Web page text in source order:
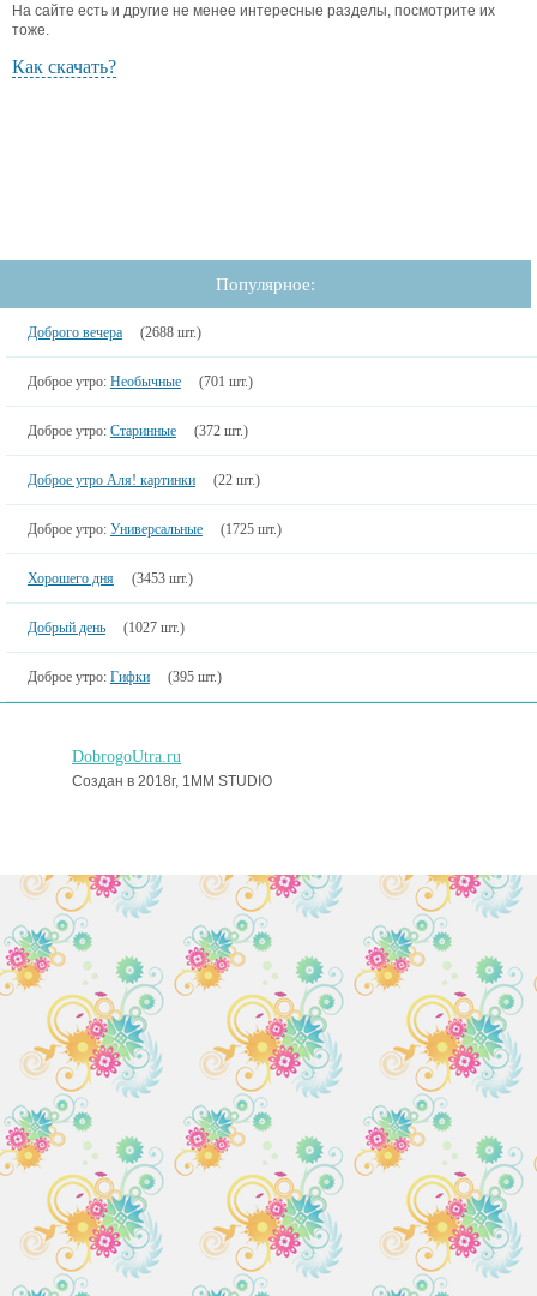
На сайте есть и другие не менее интересные разделы, посмотрите их
тоже.
Как скачать?
Популярное:
Доброго вечера (2688 шт.)
Доброе утро: Необычные (701 шт.)
Доброе утро: Старинные (372 шт.)
Доброе утро Аля! картинки (22 шт.)
Доброе утро: Универсальные (1725 шт.)
Хорошего дня (3453 шт.)
Добрый день (1027 шт.)
Доброе утро: Гифки (395 шт.)
DobrogoUtra.ru
Создан в 2018г, 1MM STUDIO